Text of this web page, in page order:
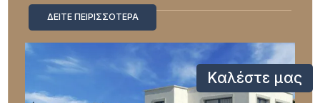
ΔΕΊΤΕ ΠΕΙΡΙΣΣΌΤΕΡΑ
Καλέστε μας